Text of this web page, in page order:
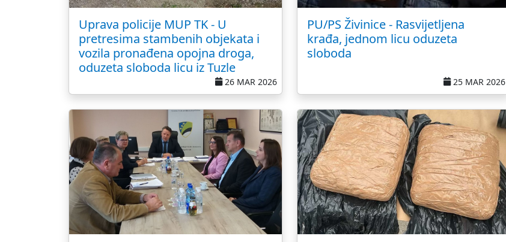
Uprava policije MUP TK - U
pretresima stambenih objekata i
vozila pronađena opojna droga,
oduzeta sloboda licu iz Tuzle
26 MAR 2026
PU/PS Živinice - Rasvijetljena
krađa, jednom licu oduzeta
sloboda
25 MAR 2026